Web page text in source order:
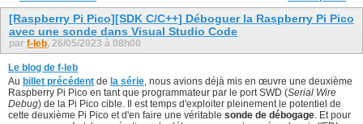
[Raspberry Pi Pico][SDK C/C++] Déboguer la Raspberry Pi Pico
avec une sonde dans Visual Studio Code
par f-leb, 26/05/2023 à 08h00
Le blog de f-leb
Au billet précédent de la série , nous avions déjà mis en œuvre une deuxième
Raspberry Pi Pico en tant que programmateur par le port SWD (Serial Wire
Debug) de la Pi Pico cible. Il est temps d'exploiter pleinement le potentiel de
cette deuxième Pi Pico et d'en faire une véritable sonde de débogage . Et pour